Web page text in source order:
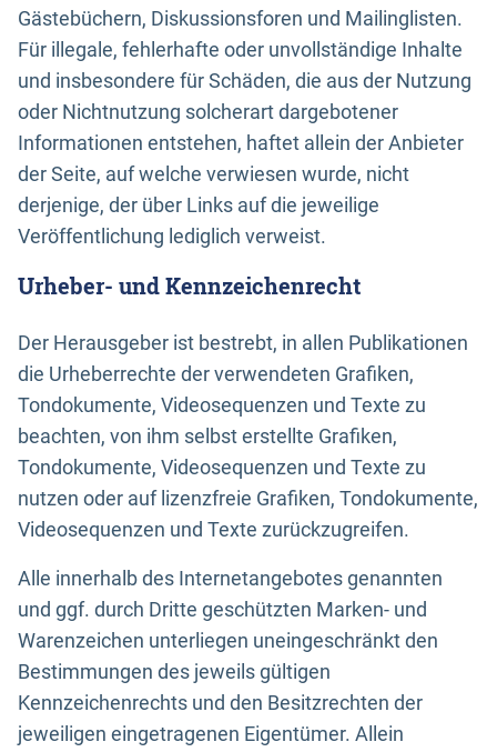
Gästebüchern, Diskussionsforen und Mailinglisten.
Für illegale, fehlerhafte oder unvollständige Inhalte
und insbesondere für Schäden, die aus der Nutzung
oder Nichtnutzung solcherart dargebotener
Informationen entstehen, haftet allein der Anbieter
der Seite, auf welche verwiesen wurde, nicht
derjenige, der über Links auf die jeweilige
Veröffentlichung lediglich verweist.
Urheber- und Kennzeichenrecht
Der Herausgeber ist bestrebt, in allen Publikationen
die Urheberrechte der verwendeten Grafiken,
Tondokumente, Videosequenzen und Texte zu
beachten, von ihm selbst erstellte Grafiken,
Tondokumente, Videosequenzen und Texte zu
nutzen oder auf lizenzfreie Grafiken, Tondokumente,
Videosequenzen und Texte zurückzugreifen.
Alle innerhalb des Internetangebotes genannten
und ggf. durch Dritte geschützten Marken- und
Warenzeichen unterliegen uneingeschränkt den
Bestimmungen des jeweils gültigen
Kennzeichenrechts und den Besitzrechten der
jeweiligen eingetragenen Eigentümer. Allein